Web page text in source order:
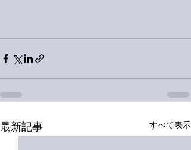
最新記事 すべて表示